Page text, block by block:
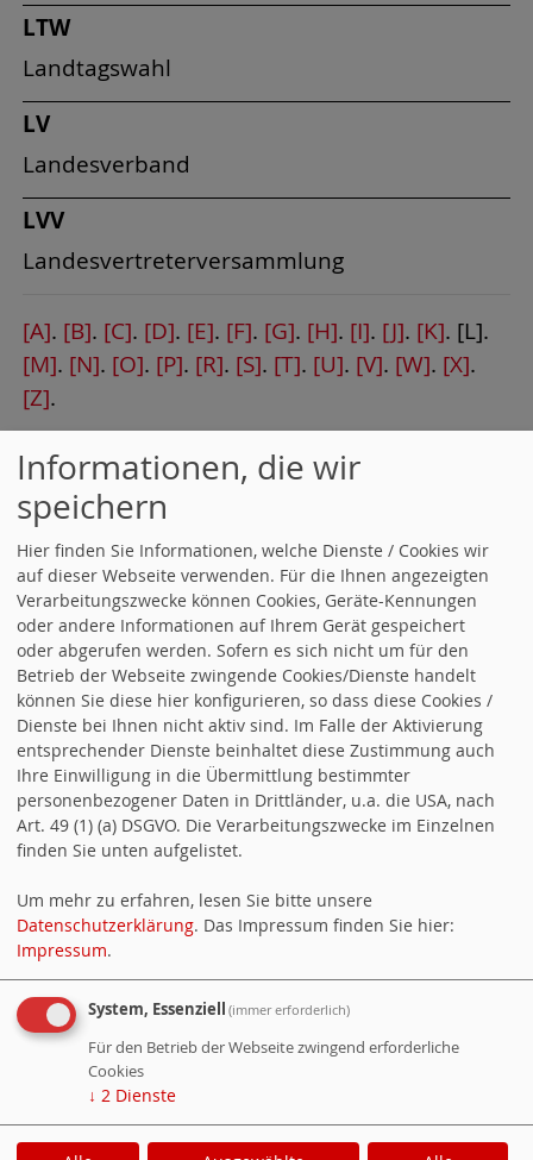
LTW
Landtagswahl
LV
Landesverband
LVV
Landesvertreterversammlung
[A]. [B]. [C]. [D]. [E]. [F]. [G]. [H]. [I]. [J]. [K]. [L].
[M]. [N]. [O]. [P]. [R]. [S]. [T]. [U]. [V]. [W]. [X].
[Z].
Aktuelle Nachrichten
05.08.2026 SPD-Stadtratsfraktion fordert
nationale Taskforce und Fahrrinnen-Ausbau
zur Sicherung von Standort und
Arbeitsplätzen
24.07.2026 SPD-Fraktion zum Rückzug der
BASF aus der Wohnungsvermarktung
16.07.2026 Kommunen benötigen
verlässliche Finanzierung
16.06.2026 SPD gratuliert Barbara Baur zum
80. Geburtstag
29.04.2026 Zugang zum Freibad erleichtern
Besucher:
3138456
Heute:
Online:
Informationen, die wir
speichern
Hier finden Sie Informationen, welche Dienste / Cookies wir
auf dieser Webseite verwenden. Für die Ihnen angezeigten
Verarbeitungszwecke können Cookies, Geräte-Kennungen
oder andere Informationen auf Ihrem Gerät gespeichert
oder abgerufen werden. Sofern es sich nicht um für den
Betrieb der Webseite zwingende Cookies/Dienste handelt
können Sie diese hier konfigurieren, so dass diese Cookies /
Dienste bei Ihnen nicht aktiv sind. Im Falle der Aktivierung
entsprechender Dienste beinhaltet diese Zustimmung auch
Ihre Einwilligung in die Übermittlung bestimmter
personenbezogener Daten in Drittländer, u.a. die USA, nach
Art. 49 (1) (a) DSGVO. Die Verarbeitungszwecke im Einzelnen
finden Sie unten aufgelistet.
Um mehr zu erfahren, lesen Sie bitte unsere
Datenschutzerklärung. Das Impressum finden Sie hier:
Impressum.
System, Essenziell (immer erforderlich)
Für den Betrieb der Webseite zwingend erforderliche
Cookies
↓ 2 Dienste